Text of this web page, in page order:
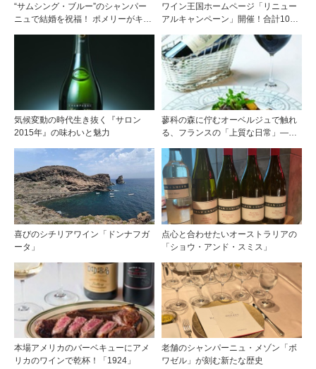
“サムシング・ブルー”のシャンパー
ニュで結婚を祝福！ ポメリーがキャ
ワイン王国ホームページ「リニュー
アルキャンペーン」開催！合計10名
イ』『ラダチーニ ブラン ド・カベ
ルネ・スパークリング2018』が当た
る
気候変動の時代生き抜く『サロン
2015年』の味わいと魅力
蓼科の森に佇むオーベルジュで触れ
る、フランスの「上質な日常」――
喜びのシチリアワイン「ドンナフガ
ータ」
点心と合わせたいオーストラリアの
「ショウ・アンド・スミス」
本場アメリカのバーベキューにアメ
リカのワインで乾杯！「1924」
老舗のシャンパーニュ・メゾン「ボ
ワゼル」が刻む新たな歴史